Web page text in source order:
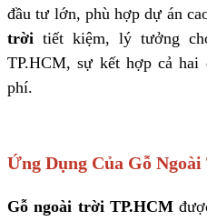
đầu tư lớn, phù hợp dự án
trời tiết kiệm, lý tưởng
TP.HCM, sự kết hợp cả
phí.
Ứng Dụng Của Gỗ
Gỗ ngoài trời TP.HCM